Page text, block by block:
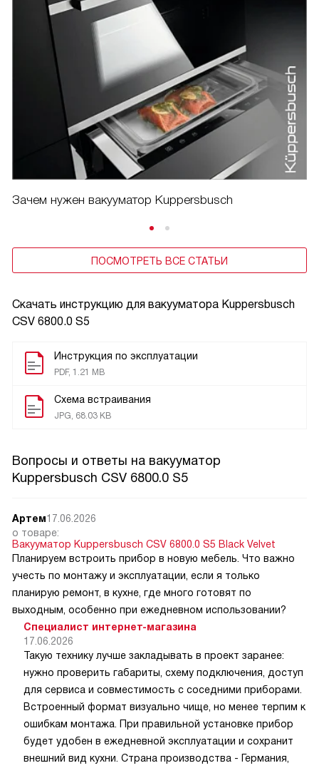
Скачать инструкцию для вакууматора Kuppersbusch
CSV 6800.0 S5
Инструкция по эксплуатации
PDF, 1.21 MB
Схема встраивания
JPG, 68.03 KB
Зачем нужен вакууматор Kuppersbusch
ПОСМОТРЕТЬ ВСЕ СТАТЬИ
Вопросы и ответы на вакууматор
Kuppersbusch CSV 6800.0 S5
Артем17.06.2026
о товаре:
Вакууматор Kuppersbusch CSV 6800.0 S5 Black Velvet
Планируем встроить прибор в новую мебель. Что важно
учесть по монтажу и эксплуатации, если я только
планирую ремонт, в кухне, где много готовят по
выходным, особенно при ежедневном использовании?
Специалист интернет-магазина
17.06.2026
Такую технику лучше закладывать в проект заранее:
нужно проверить габариты, схему подключения, доступ
для сервиса и совместимость с соседними приборами.
Встроенный формат визуально чище, но менее терпим к
ошибкам монтажа. При правильной установке прибор
будет удобен в ежедневной эксплуатации и сохранит
внешний вид кухни. Страна производства - Германия,